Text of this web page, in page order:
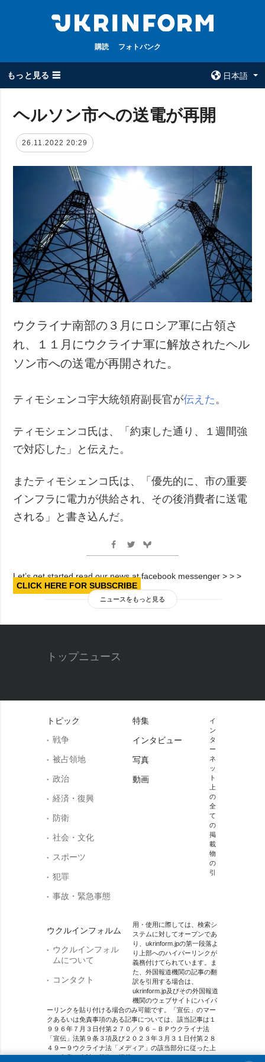
購読 フォトバンク
もっと見る ☰
日本語
全てのトピック
戦争
被占領地
経済・復興
防衛
社会・文化
スポーツ
犯罪
事故・緊急事態
ウクルインフォル
ムについて
コンタクト
追加
特集
インタビュー
動画
サービス
購読
フォトバンク
ヘルソン市への送電が再開
26.11.2022 20:29
ウクライナ南部の３月にロシア軍に占領さ
れ、１１月にウクライナ軍に解放されたヘル
ソン市への送電が再開された。
ティモシェンコ宇大統領府副長官が伝えた 。
ティモシェンコ氏は、「約束した通り、１週間強
で対応した」と伝えた。
またティモシェンコ氏は、「優先的に、市の重要
インフラに電力が供給され、その後消費者に送電
される」と書き込んだ。
Let’s get started read our news at facebook messenger > > >
CLICK HERE FOR SUBSCRIBE
ニュースをもっと見る
トップニュース
トピック
戦争
被占領地
政治
経済・復興
防衛
社会・文化
スポーツ
犯罪
事故・緊急事態
ウクルインフォルム
ウクルインフォル
ムについて
コンタクト
特集
インタビュー
写真
動画
イ
ン
タ
ー
ネ
ッ
ト
上
の
全
て
の
掲
載
物
の
引
用・使用に際しては、検索シ
ステムに対してオープンであ
り、ukrinform.jpの第一段落よ
り上部へのハイパーリンクが
義務付けてられています。ま
た、外国報道機関の記事の翻
訳を引用する場合は、
ukrinform.jp及びその外国報道
機関のウェブサイトにハイパ
ーリンクを貼り付ける場合のみ可能です。「宣伝」のマー
クあるいは免責事項のある記事については、該当記事は１
９９６年７月３日付第２７０／９６－ＢＰウクライナ法
「宣伝」法第９条３項及び２０２３年３月３１日付第２８
４９ー９ウクライナ法「メディア」の該当部分に従った上
で、合意／会計を根拠に掲載されています。